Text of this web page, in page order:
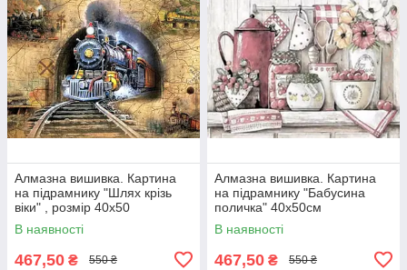
Алмазна вишивка. Картина
на підрамнику "Шлях крізь
віки" , розмір 40х50
В наявності
467,50 ₴ 550 ₴
Алмазна вишивка. Картина
на підрамнику "Бабусина
поличка" 40x50см
В наявності
467,50 ₴ 550 ₴